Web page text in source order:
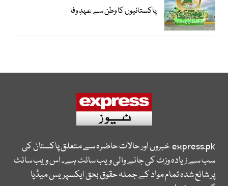
پاکستانیوں کا وطن سے عہدِ وفا
express.pkخبروں اور حالات حاضرہ سے متعلق پاکستان کی
سب سے زیادہ وزٹ کی جانے والی ویب سائٹ ہے۔ اس ویب سائٹ
پر شائع شدہ تمام مواد کے جملہ حقوق بحق ایکسپریس میڈیا